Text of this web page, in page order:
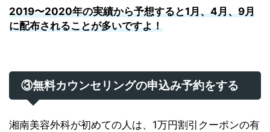
2019〜2020年の実績から予想すると1月、4月、9月
に配布されることが多いですよ！
③無料カウンセリングの申込み予約をする
湘南美容外科が初めての人は、1万円割引クーポンの有